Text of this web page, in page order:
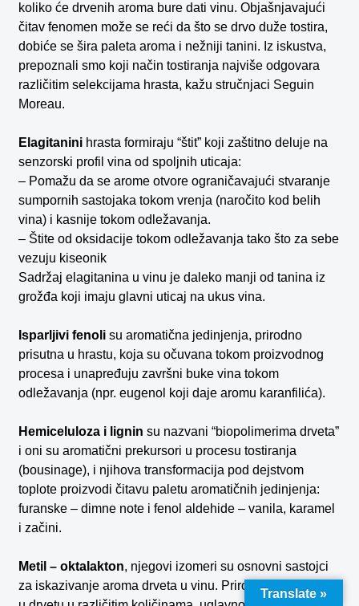
koliko će drvenih aroma bure dati vinu. Objašnjavajući
čitav fenomen može se reći da što se drvo duže tostira,
dobiće se šira paleta aroma i nežniji tanini. Iz iskustva,
prepoznali smo koji način tostiranja najviše odgovara
različitim selekcijama hrasta, kažu stručnjaci Seguin
Moreau.
Elagitanini hrasta formiraju “štit” koji zaštitno deluje na
senzorski profil vina od spoljnih uticaja:
– Pomažu da se arome otvore ograničavajući stvaranje
sumpornih sastojaka tokom vrenja (naročito kod belih
vina) i kasnije tokom odležavanja.
– Štite od oksidacije tokom odležavanja tako što za sebe
vezuju kiseonik
Sadržaj elagitanina u vinu je daleko manji od tanina iz
grožđa koji imaju glavni uticaj na ukus vina.
Isparljivi fenoli su aromatična jedinjenja, prirodno
prisutna u hrastu, koja su očuvana tokom proizvodnog
procesa i unapređuju završni buke vina tokom
odležavanja (npr. eugenol koji daje aromu karanfilića).
Hemiceluloza i lignin su nazvani “biopolimerima drveta”
i oni su aromatični prekursori u procesu tostiranja
(bousinage), i njihova transformacija pod dejstvom
toplote proizvodi čitavu paletu aromatičnih jedinjenja:
furanske – dimne note i fenol aldehide – vanila, karamel
i začini.
Metil – oktalakton, njegovi izomeri su osnovni sastojci
za iskazivanje aroma drveta u vinu. Prirodno su prisutni
Translate »